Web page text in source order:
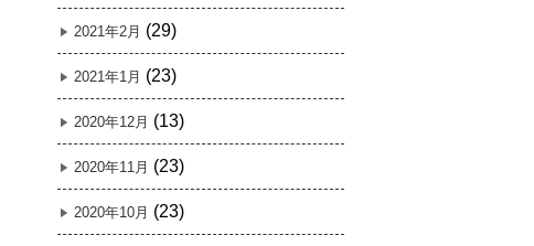
2021年2月 (29)
2021年1月 (23)
2020年12月 (13)
2020年11月 (23)
2020年10月 (23)